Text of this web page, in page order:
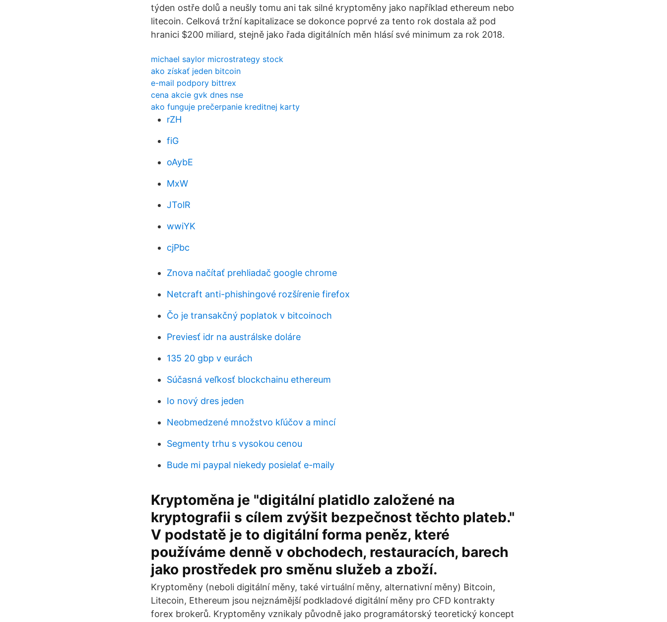
týden ostře dolů a neušly tomu ani tak silné kryptoměny jako například ethereum nebo
litecoin. Celková tržní kapitalizace se dokonce poprvé za tento rok dostala až pod
hranici $200 miliard, stejně jako řada digitálních měn hlásí své minimum za rok 2018.
michael saylor microstrategy stock
ako získať jeden bitcoin
e-mail podpory bittrex
cena akcie gvk dnes nse
ako funguje prečerpanie kreditnej karty
rZH
fiG
oAybE
MxW
JTolR
wwiYK
cjPbc
Znova načítať prehliadač google chrome
Netcraft anti-phishingové rozšírenie firefox
Čo je transakčný poplatok v bitcoinoch
Previesť idr na austrálske doláre
135 20 gbp v eurách
Súčasná veľkosť blockchainu ethereum
Io nový dres jeden
Neobmedzené množstvo kľúčov a mincí
Segmenty trhu s vysokou cenou
Bude mi paypal niekedy posielať e-maily
Kryptoměna je "digitální platidlo založené na
kryptografii s cílem zvýšit bezpečnost těchto plateb."
V podstatě je to digitální forma peněz, které
používáme denně v obchodech, restauracích, barech
jako prostředek pro směnu služeb a zboží.
Kryptoměny (neboli digitální měny, také virtuální měny, alternativní měny) Bitcoin,
Litecoin, Ethereum jsou nejznámější podkladové digitální měny pro CFD kontrakty
forex brokerů. Kryptoměny vznikaly původně jako programátorský teoretický koncept